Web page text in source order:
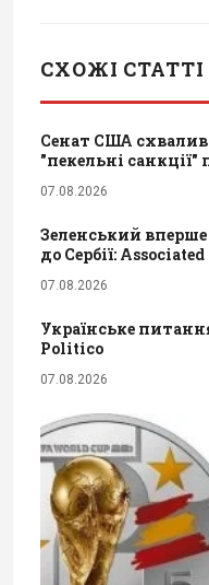
СХОЖІ СТАТТІ
Сенат США схвалив
"пекельні
07.08.2026
Зеленський
до Сербії:
07.08.2026
Українське
Politico
07.08.2026